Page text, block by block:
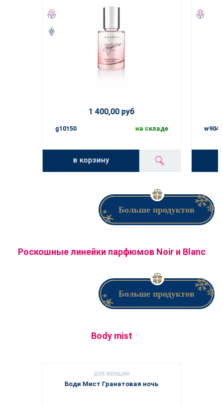
1 400,00 руб
g10150 на складе
в корзину
Больше продуктов
Роскошные линейки парфюмов Noir и Blanc
Больше продуктов
Body mist
ДЛЯ ЖЕНЩИН
Боди Мист Гранатовая ночь